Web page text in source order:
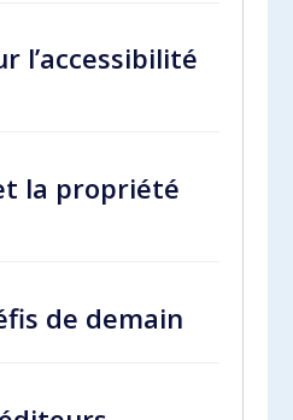
l’accessibilité
la propriété
de demain